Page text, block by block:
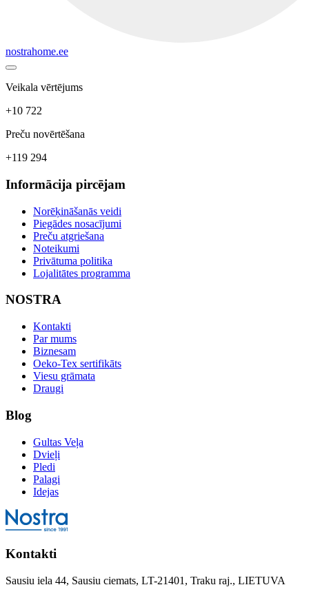
nostrahome.ee
Veikala vērtējums
+10 722
Preču novērtēšana
+119 294
Informācija pircējam
Norēķināšanās veidi
Piegādes nosacījumi
Preču atgriešana
Noteikumi
Privātuma politika
Lojalitātes programma
NOSTRA
Kontakti
Par mums
Biznesam
Oeko-Tex sertifikāts
Viesu grāmata
Draugi
Blog
Gultas Veļa
Dvieļi
Pledi
Palagi
Idejas
Kontakti
Sausiu iela 44, Sausiu ciemats, LT-21401, Traku raj., LIETUVA